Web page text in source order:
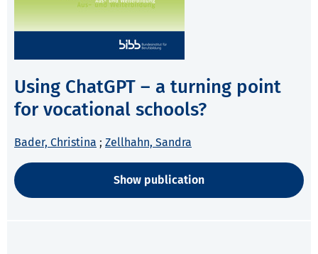
Using ChatGPT – a turning point
for vocational schools?
Bader, Christina ; Zellhahn, Sandra
Show publication